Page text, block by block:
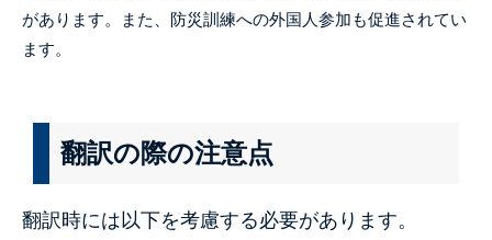
があります。また、防災訓練への外国人参加も促進されてい
ます。
翻訳の際の注意点
翻訳時には以下を考慮する必要があります。